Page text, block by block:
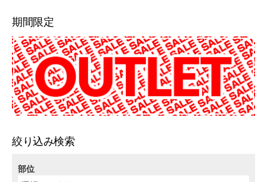
期間限定
絞り込み検索
部位